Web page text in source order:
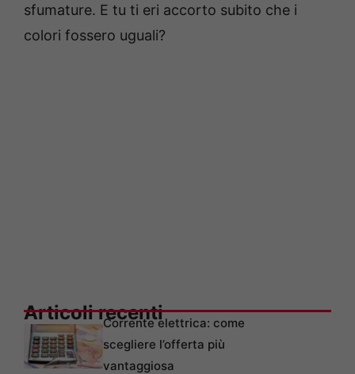
sfumature. E tu ti eri accorto subito che i
colori fossero uguali?
Articoli recentiCorrente elettrica: come
scegliere l’offerta più
vantaggiosa